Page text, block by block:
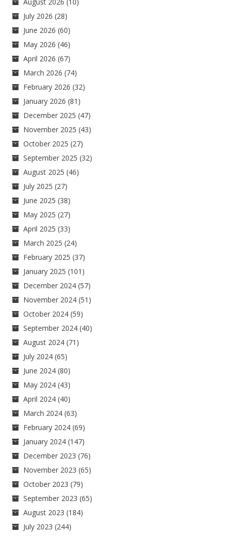
July 2026 (28)
June 2026 (60)
May 2026 (46)
April 2026 (67)
March 2026 (74)
February 2026 (32)
January 2026 (81)
December 2025 (47)
November 2025 (43)
October 2025 (27)
September 2025 (32)
August 2025 (46)
July 2025 (27)
June 2025 (38)
May 2025 (27)
April 2025 (33)
March 2025 (24)
February 2025 (37)
January 2025 (101)
December 2024 (57)
November 2024 (51)
October 2024 (59)
September 2024 (40)
August 2024 (71)
July 2024 (65)
June 2024 (80)
May 2024 (43)
April 2024 (40)
March 2024 (63)
February 2024 (69)
January 2024 (147)
December 2023 (76)
November 2023 (65)
October 2023 (79)
September 2023 (65)
August 2023 (184)
July 2023 (244)